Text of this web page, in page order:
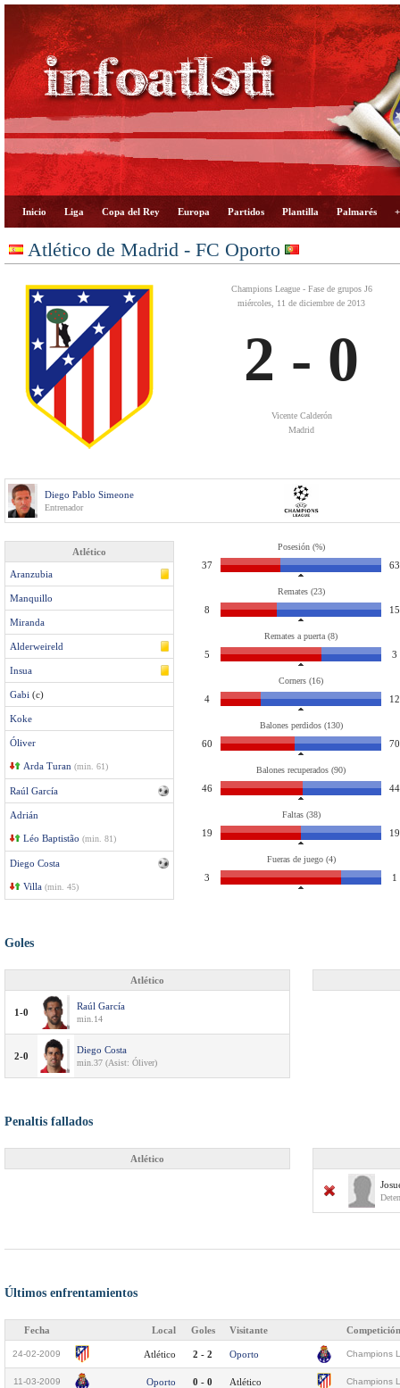
Inicio Liga Copa del Rey Europa Partidos Plantilla Palmarés
Atlético de Madrid - FC Oporto
Champions League - Fase de grupos J6
miércoles, 11 de diciembre de 2013
2 - 0
Vicente Calderón
Madrid
Diego Pablo Simeone
Entrenador
Atlético
Aranzubia
Manquillo
Miranda
Alderweireld
Insua
Gabi (c)
Koke
Óliver
Arda Turan (min. 61)
Raúl García
Adrián
Léo Baptistão (min. 81)
Diego Costa
Villa (min. 45)
Posesión (%)
37 63
Remates (23)
8 15
Remates a puerta (8)
5 3
Corners (16)
4 12
Balones perdidos (130)
60 70
Balones recuperados (90)
46 44
Faltas (38)
19 19
Fueras de juego (4)
3 1
Goles
Atlético
1-0
Raúl García
min.14
2-0
Diego Costa
min.37 (Asist: Óliver)
Penaltis fallados
Atlético
Últimos enfrentamientos
Fecha Local Goles Visitante Competición
24-02-2009 Atlético 2 - 2 Oporto Champions
11-03-2009 Oporto 0 - 0 Atlético Champions